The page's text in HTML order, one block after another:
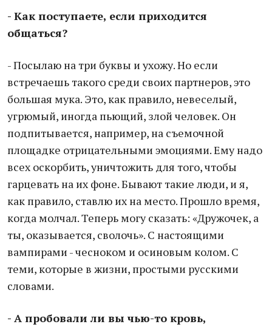
- Как поступаете, если приходится
общаться?
- Посылаю на три буквы и ухожу. Но если
встречаешь такого среди своих партнеров, это
большая мука. Это, как правило, невеселый,
угрюмый, иногда пьющий, злой человек. Он
подпитывается, например, на съемочной
площадке отрицательными эмоциями. Ему надо
всех оскорбить, уничтожить для того, чтобы
гарцевать на их фоне. Бывают такие люди, и я,
как правило, ставлю их на место. Прошло время,
когда молчал. Теперь могу сказать: «Дружочек, а
ты, оказывается, сволочь». С настоящими
вампирами - чесноком и осиновым колом. С
теми, которые в жизни, простыми русскими
словами.
- А пробовали ли вы чью-то кровь,